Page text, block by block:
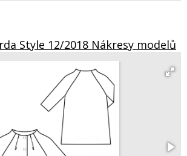
Style 12/2018 Nákresy modelů